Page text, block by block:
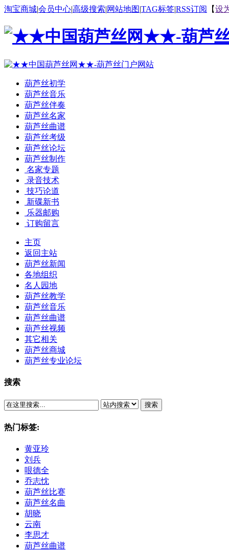
淘宝商城|会员中心|高级搜索|网站地图|TAG标签|RSS订阅 【设
葫芦丝初学
葫芦丝音乐
葫芦丝伴奏
葫芦丝名家
葫芦丝曲谱
葫芦丝考级
葫芦丝论坛
葫芦丝制作
名家专题
录音技术
技巧论道
新碟新书
乐器邮购
订购留言
主页
返回主站
葫芦丝新闻
各地组织
名人园地
葫芦丝教学
葫芦丝音乐
葫芦丝曲谱
葫芦丝视频
其它相关
葫芦丝商城
葫芦丝专业论坛
搜索
搜索
热门标签:
黄亚玲
刘兵
哏德全
乔志忱
葫芦丝比赛
葫芦丝名曲
胡晓
云南
李思才
葫芦丝曲谱